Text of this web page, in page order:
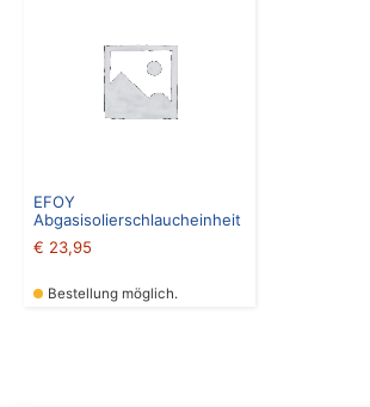
EFOY
Abgasisolierschlaucheinheit
€ 23,95
Bestellung möglich.